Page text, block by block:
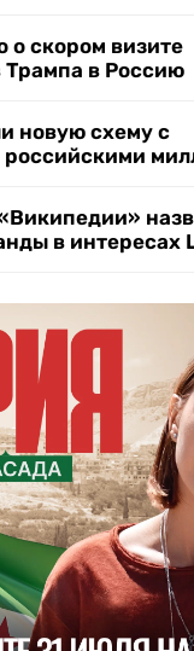
о скором визите
Трампа в Россию
новую схему с
в интересах